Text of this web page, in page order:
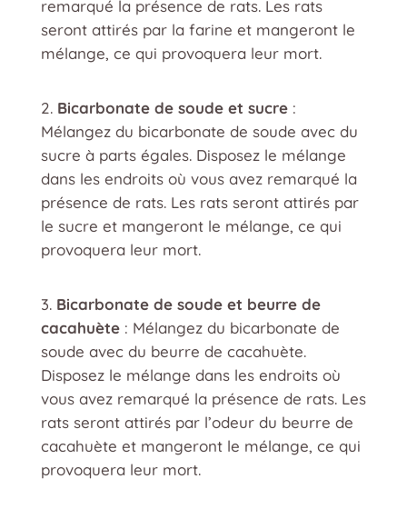
remarqué la présence de rats. Les rats
seront attirés par la farine et mangeront le
mélange, ce qui provoquera leur mort.
Bicarbonate de soude et sucre:
Mélangez du bicarbonate de soude avec du
sucre à parts égales. Disposez le mélange
dans les endroits où vous avez remarqué la
présence de rats. Les rats seront attirés par
le sucre et mangeront le mélange, ce qui
provoquera leur mort.
Bicarbonate de soude et beurre de
cacahuète: Mélangez du bicarbonate de
soude avec du beurre de cacahuète.
Disposez le mélange dans les endroits où
vous avez remarqué la présence de rats. Les
rats seront attirés par l’odeur du beurre de
cacahuète et mangeront le mélange, ce qui
provoquera leur mort.